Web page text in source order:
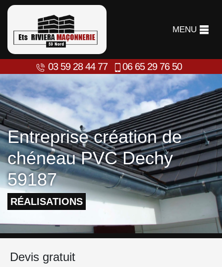
MENU
03 59 28 44 77 06 65 29 76 50
Entreprise création de
chéneau PVC Dechy
59187
RÉALISATIONS
Devis gratuit